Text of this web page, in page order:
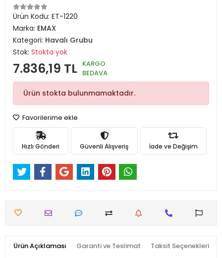
Ürün Kodu: ET-1220
Marka: EMAX
Kategori: Havalı Grubu
Stok: Stokta yok
7.836,19 TL KARGO
BEDAVA
Ürün stokta bulunmamaktadır.
Favorilerime ekle
Hızlı Gönderi Güvenli Alışveriş İade ve Değişim
Ürün Açıklaması Garanti ve Teslimat Taksit Seçenekleri